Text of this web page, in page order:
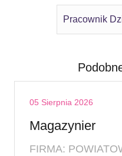
Pracownik
05 Sierpnia 2026
Magazynier
FIRMA: